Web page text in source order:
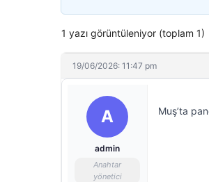
1 yazı görüntüleniyor (toplam 1)
19/06/2026: 11:47 pm
A
admin
Anahtar
yönetici
Muş’ta